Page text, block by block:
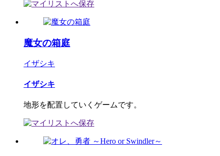
魔女の箱庭
イザシキ
イザシキ
地形を配置していくゲームです。